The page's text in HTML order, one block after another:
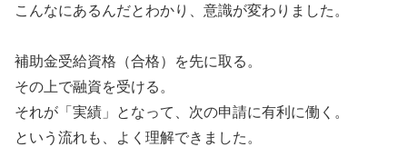
こんなにあるんだとわかり、意識が変わりました。
補助金受給資格（合格）を先に取る。
その上で融資を受ける。
それが「実績」となって、次の申請に有利に働く。
という流れも、よく理解できました。